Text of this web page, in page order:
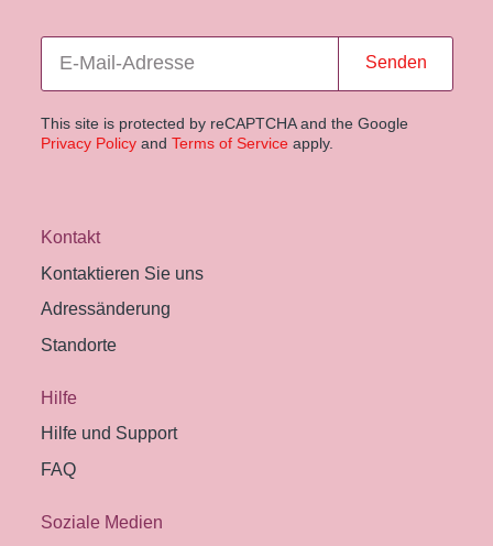
Senden
This site is protected by reCAPTCHA and the Google
Privacy Policyand Terms of Service apply.
Kontakt
Kontaktieren Sie uns
Adressänderung
Standorte
Hilfe
Hilfe und Support
FAQ
Soziale Medien